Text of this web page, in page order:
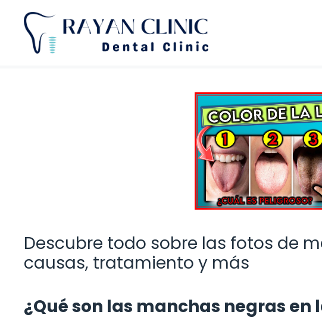
Saltar
contenido
Descubre todo sobre las fotos de
causas, tratamiento y más
¿Qué son las manchas negras en